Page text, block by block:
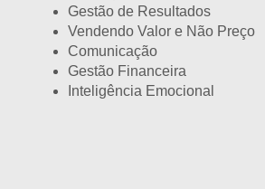
Gestão de Resultados
Vendendo Valor e Não Preço
Comunicação
Gestão Financeira
Inteligência Emocional